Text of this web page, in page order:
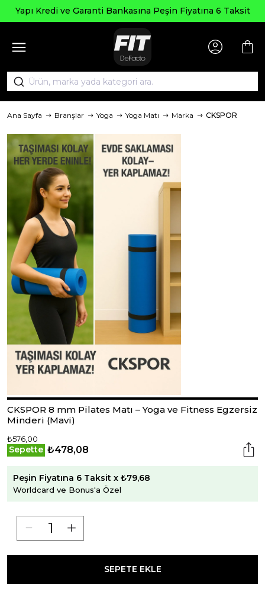
Yapı Kredi ve Garanti Bankasına Peşin Fiyatına 6 Taksit
Ana Sayfa Branşlar Yoga Yoga Matı Marka CKSPOR
CKSPOR 8 mm Pilates Matı – Yoga ve Fitness Egzersiz
Minderi (Mavi)
₺576,00
Sepette ₺478,08
Peşin Fiyatına 6 Taksit x ₺79,68
Worldcard ve Bonus'a Özel
SEPETE EKLE